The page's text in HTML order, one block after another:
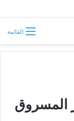
القائمة
المسروق